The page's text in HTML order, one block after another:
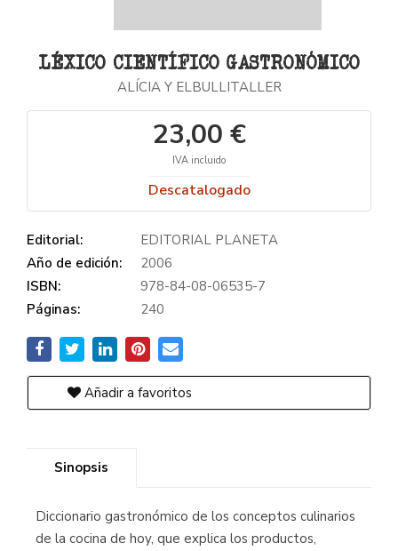
LÉXICO CIENTÍFICO GASTRONÓMICO
ALÍCIA Y ELBULLITALLER
23,00 €
IVA incluido
Descatalogado
Editorial:
EDITORIAL PLANETA
Año de edición:
2006
ISBN:
978-84-08-06535-7
Páginas:
240
Añadir a favoritos
Sinopsis
Diccionario gastronómico de los conceptos culinarios
de la cocina de hoy, que explica los productos,